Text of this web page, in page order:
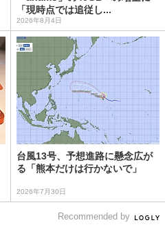
「現時点では追従し...
2026年8月4日
台風13号、予想進路に懸念広が
る「熊本だけは行かないで」
2026年7月30日
Recommended by